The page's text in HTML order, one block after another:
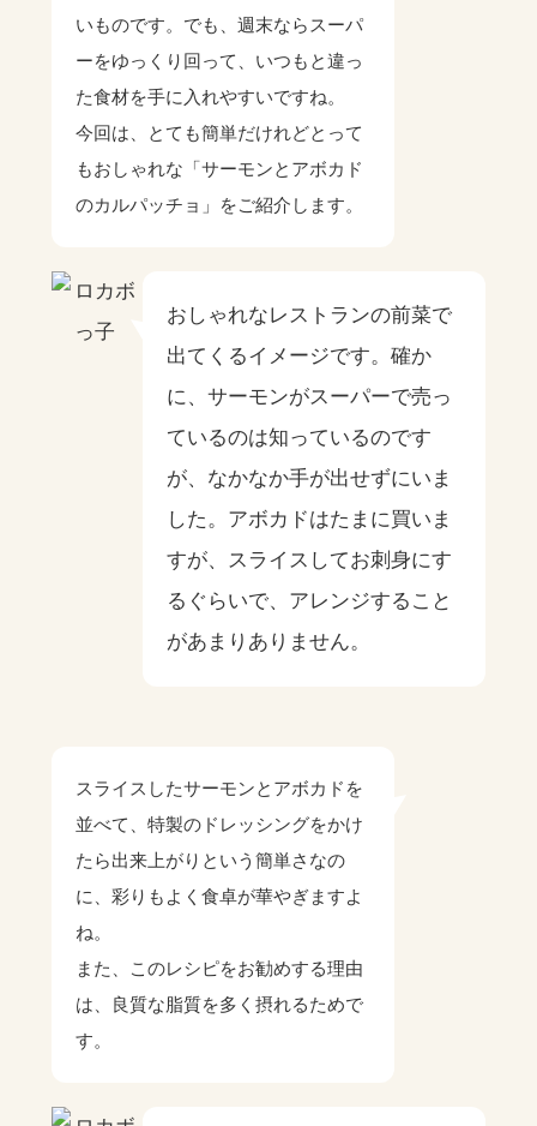
いものです。でも、週末ならスーパ
ーをゆっくり回って、いつもと違っ
た食材を手に入れやすいですね。
今回は、とても簡単だけれどとって
もおしゃれな「サーモンとアボカド
のカルパッチョ」をご紹介します。
おしゃれなレストランの前菜で
出てくるイメージです。確か
に、サーモンがスーパーで売っ
ているのは知っているのです
が、なかなか手が出せずにいま
した。アボカドはたまに買いま
すが、スライスしてお刺身にす
るぐらいで、アレンジすること
があまりありません。
スライスしたサーモンとアボカドを
並べて、特製のドレッシングをかけ
たら出来上がりという簡単さなの
に、彩りもよく食卓が華やぎますよ
ね。
また、このレシピをお勧めする理由
は、良質な脂質を多く摂れるためで
す。